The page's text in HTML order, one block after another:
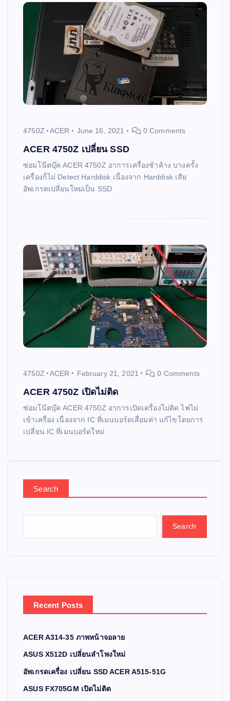
4750Z ACER June 16, 2021 0 Comments
ACER 4750Z เปลี่ยน SSD
ซ่อมโน๊ตบุ๊ค ACER 4750Z อาการเครื่องช้าค้าง บางครั้ง
เครื่องก็ไม่ Detect Harddisk เนื่องจาก Harddisk เสีย
อัพเกรดเปลี่ยนใหม่เป็น SSD
4750Z ACER February 21, 2021 0 Comments
ACER 4750Z เปิดไม่ติด
ซ่อมโน๊ตบุ๊ค ACER 4750Z อาการเปิดเครื่องไม่ติด ไฟไม่
เข้าเครื่อง เนื่องจาก IC ที่เมนบอร์ดเสื่อมค่า แก้ไขโดยการ
เปลี่ยน IC ที่เมนบอร์ดใหม่
Search
Search
Recent Posts
ACER A314-35 ภาพหน้าจอลาย
ASUS X512D เปลี่ยนลำโพงใหม่
อัพเกรดเครื่อง เปลี่ยน SSD ACER A515-51G
ASUS FX705GM เปิดไม่ติด